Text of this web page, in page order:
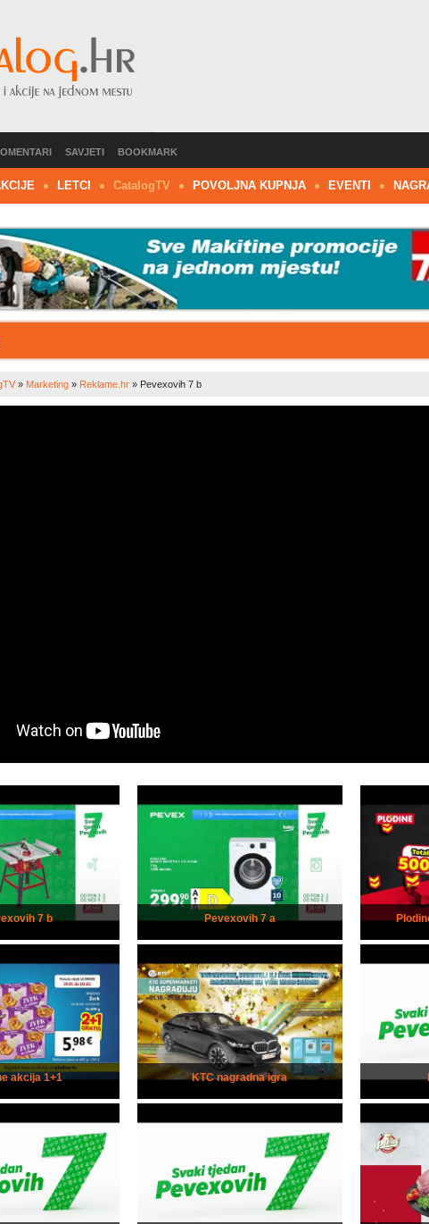
SAVJETI BOOKMARK
LETCI CatalogTV POVOLJNA KUPNJA EVENTI
» Marketing» Reklame.hr» Pevexovih 7 b
7 b Pevexovih 7 a
akcija 1+1 KTC nagradna igra